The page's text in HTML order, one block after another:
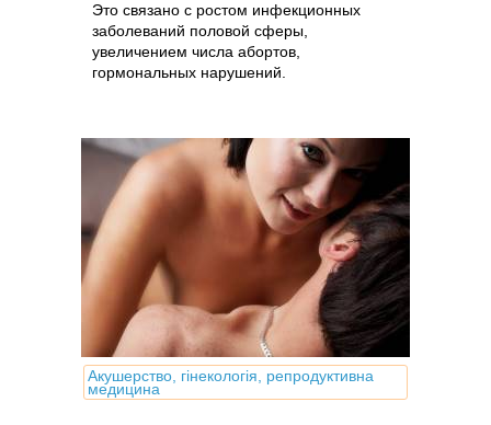
Это связано с ростом инфекционных
заболеваний половой сферы,
увеличением числа абортов,
гормональных нарушений.
Акушерство, гінекологія, репродуктивна
медицина